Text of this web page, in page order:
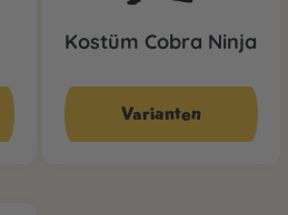
Kostüm Cobra Ninja
CHF 19.90* CHF 29.90*
Varianten